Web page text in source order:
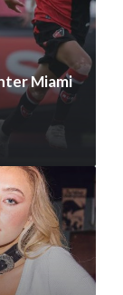
Miami